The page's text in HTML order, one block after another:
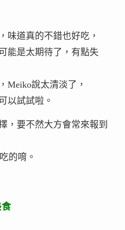
味道真的不錯也好吃，
能是太期待了，有點失
Meiko說太清淡了，
以試試啦。
，要不然大方會常來報到
的唷。